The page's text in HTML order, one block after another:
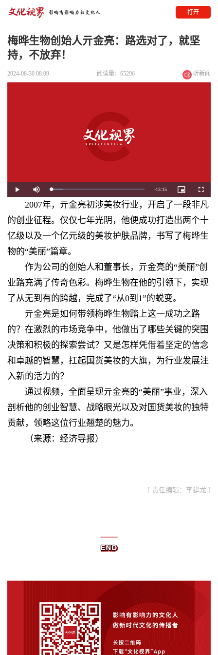
打开
梅晔生物创始人亓金亮：路选对了，就坚
持，不放弃！
2024-08-30 08:09 阅读量：65296 听新闻
Play Mute Loaded:
Remaining
Time
-13:15
Picture-
in-
Picture
2007年，亓金亮初涉美妆行业，开启了一段非凡
的创业征程。仅仅七年光阴，他便成功打造出两个十
亿级以及一个亿元级的美妆护肤品牌，书写了梅晔生
物的“美丽”篇章。
作为公司的创始人和董事长，亓金亮的“美丽”创
业路充满了传奇色彩。梅晔生物在他的引领下，实现
了从无到有的跨越，完成了“从0到1”的蜕变。
亓金亮是如何带领梅晔生物踏上这一成功之路
的？在激烈的市场竞争中，他做出了哪些关键的突围
决策和积极的探索尝试？又是怎样凭借着坚定的信念
和卓越的智慧，扛起国货美妆的大旗，为行业发展注
入新的活力的？
通过视频，全面呈现亓金亮的“美丽”事业，深入
剖析他的创业智慧、战略眼光以及对国货美妆的独特
贡献，领略这位行业翘楚的魅力。
（来源：经济导报）
[ 责任编辑：李建龙 ]